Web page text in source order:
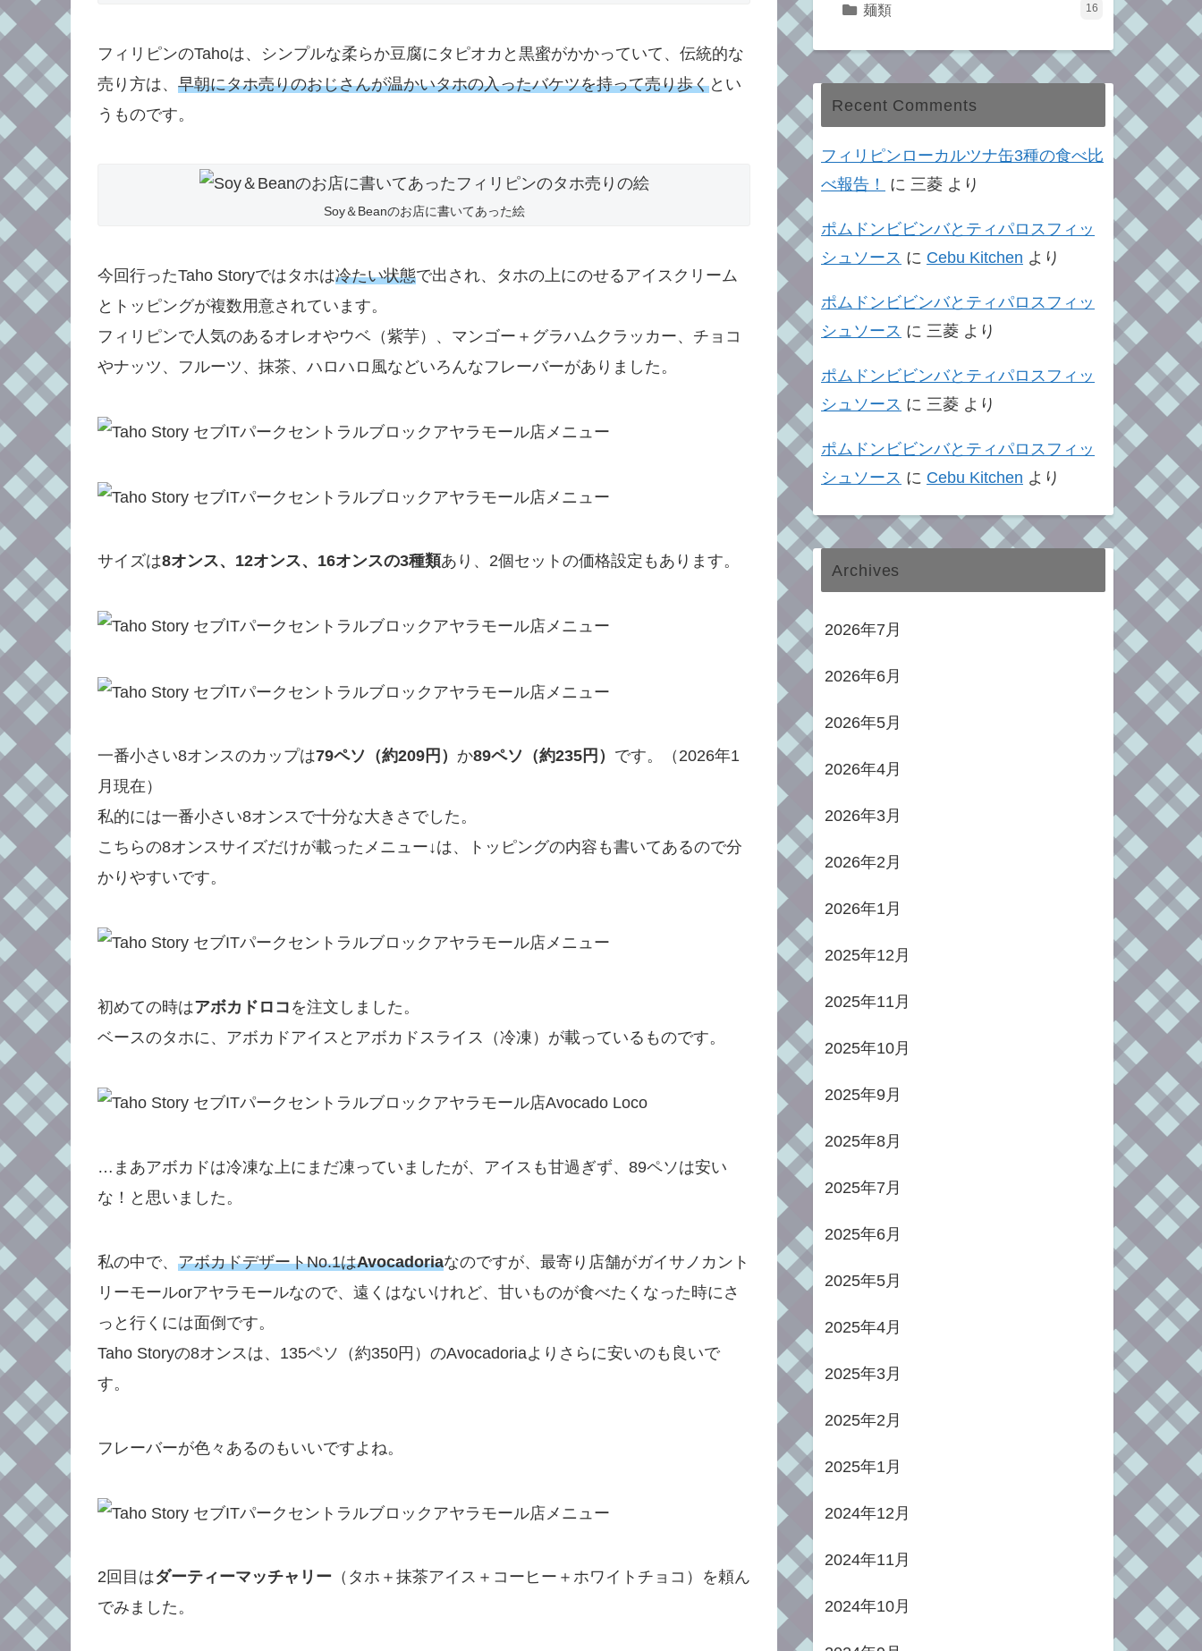
フィリピンのTahoは、シンプルな柔らか豆腐にタピオカと黒蜜がかかっていて、伝統的な
売り方は、 早朝にタホ売りのおじさんが温かいタホの入ったバケツを持って売り歩くとい
うものです。
Soy＆Beanのお店に書いてあった絵
今回行ったTaho Storyではタホは冷たい状態で出され、タホの上にのせるアイスクリーム
とトッピングが複数用意されています。
フィリピンで人気のあるオレオやウベ（紫芋）、マンゴー＋グラハムクラッカー、チョコ
やナッツ、フルーツ、抹茶、ハロハロ風などいろんなフレーバーがありました。
サイズは8オンス、12オンス、16オンスの3種類あり、2個セットの価格設定もあります。
一番小さい8オンスのカップは79ペソ（約209円） か89ペソ（約235円） です。（2026年1
月現在）
私的には一番小さい8オンスで十分な大きさでした。
こちらの8オンスサイズだけが載ったメニュー↓は、トッピングの内容も書いてあるので分
かりやすいです。
初めての時はアボカドロコ を注文しました。
ベースのタホに、アボカドアイスとアボカドスライス（冷凍）が載っているものです。
…まあアボカドは冷凍な上にまだ凍っていましたが、アイスも甘過ぎず、89ペソは安い
な！と思いました。
私の中で、 アボカドデザートNo.1はAvocadoriaなのですが、最寄り店舗がガイサノカント
リーモールorアヤラモールなので、遠くはないけれど、甘いものが食べたくなった時にさ
っと行くには面倒です。
Taho Storyの8オンスは、135ペソ（約350円）のAvocadoriaよりさらに安いのも良いで
す。
フレーバーが色々あるのもいいですよね。
2回目はダーティーマッチャリー （タホ＋抹茶アイス＋コーヒー＋ホワイトチョコ）を頼ん
でみました。
麺類 16
Recent Comments
フィリピンローカルツナ缶3種の食べ比
べ報告！
に 三菱 より
ポムドンビビンバとティパロスフィッ
シュソース に Cebu Kitchen より
ポムドンビビンバとティパロスフィッ
シュソース に 三菱 より
ポムドンビビンバとティパロスフィッ
シュソース に 三菱 より
ポムドンビビンバとティパロスフィッ
シュソース に Cebu Kitchen より
Archives
2026年7月
2026年6月
2026年5月
2026年4月
2026年3月
2026年2月
2026年1月
2025年12月
2025年11月
2025年10月
2025年9月
2025年8月
2025年7月
2025年6月
2025年5月
2025年4月
2025年3月
2025年2月
2025年1月
2024年12月
2024年11月
2024年10月